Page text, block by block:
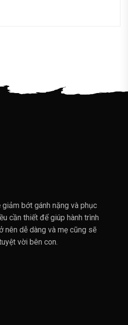
bớt gánh nặng và phục
cần thiết để giúp hành trình
nên dễ dàng và mẹ cũng sẽ
vời bên con.